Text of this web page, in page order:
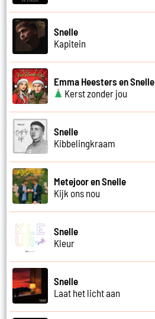
Snelle
Kapitein
Emma Heesters en Snelle
Kerst zonder jou
Snelle
Kibbelingkraam
Metejoor en Snelle
Kijk ons nou
Snelle
Kleur
Snelle
Laat het licht aan